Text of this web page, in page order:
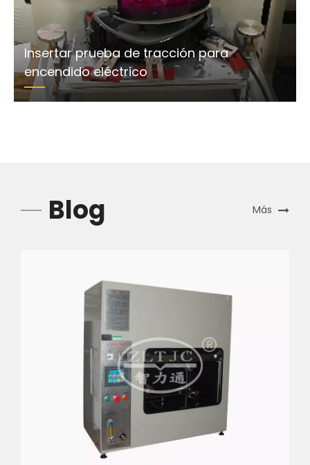
Insertar prueba de tracción para
encendido eléctrico
Blog Más